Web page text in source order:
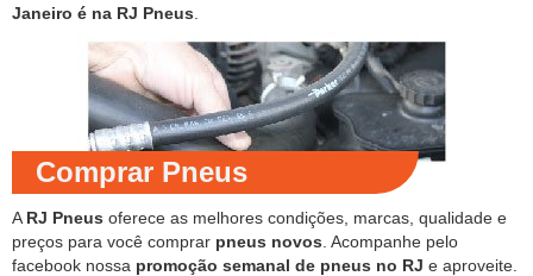
Janeiro é na RJ Pneus
Comprar Pneus
A RJ Pneus oferece as melhores condições, marcas, qualidade e
preços para você comprar pneus novos . Acompanhe pelo
facebook nossa promoção semanal de pneus no RJ e aproveite.